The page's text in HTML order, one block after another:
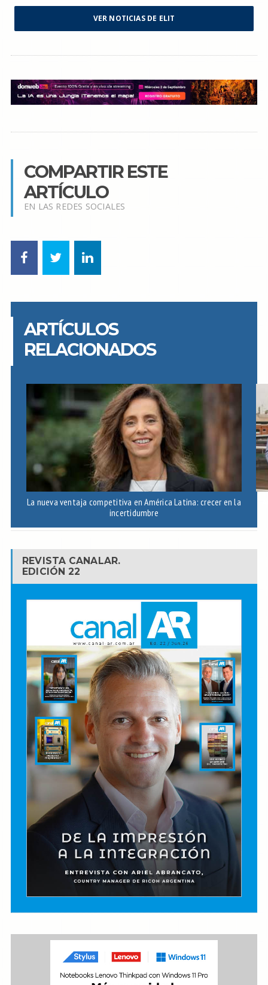
VER NOTICIAS DE ELIT
COMPARTIR ESTE
ARTÍCULO
EN LAS REDES SOCIALES
ARTÍCULOS
RELACIONADOS
La nueva ventaja competitiva en América Latina: crecer en la
incertidumbre
REVISTA CANALAR.
EDICIÓN 22